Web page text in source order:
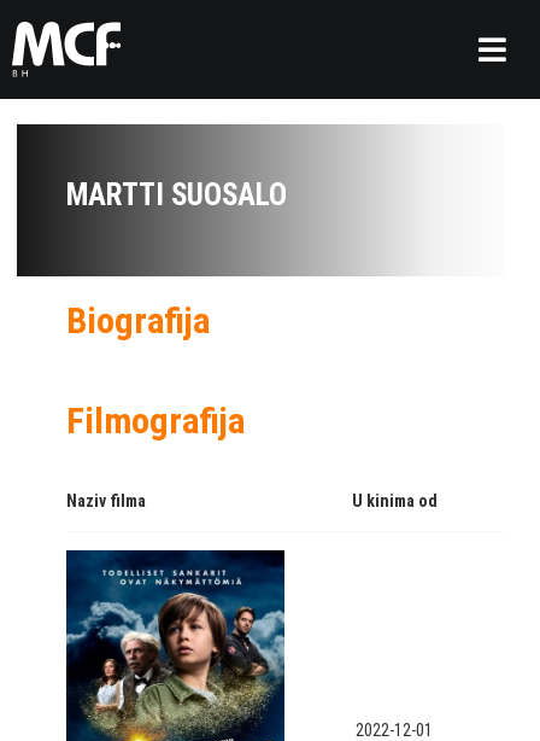
MARTTI SUOSALO
Biografija
Filmografija
Naziv filma U kinima od
2022-12-01